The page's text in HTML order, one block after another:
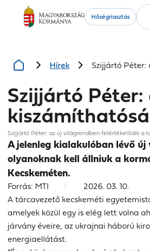
Kiemelt
tartalmak
Hőségriasztás
Hírek Szijjártó
Szijjártó
Szijjártó Péter: az új világrendben felértékelődik a
A jelenleg kialakulóban lévő
olyanoknak kell állniuk a
Kecskeméten.
Forrás: MTI
2026. 03. 10.
A tárcavezető kecskeméti
amelyek közül egy is elég lett volna
járvány éveire, az ukrajnai háború
energiaellátást.